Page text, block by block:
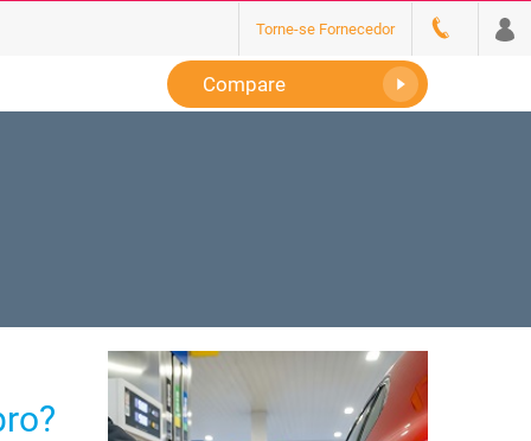
Torne-se Fornecedor
Compare